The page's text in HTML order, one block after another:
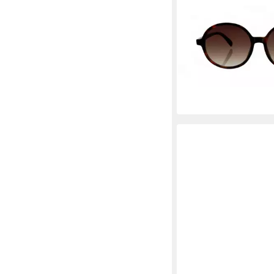
Sonnenbrille braun im
mit UV400-Schutz
16,95 €
lieferbar - in 2-3